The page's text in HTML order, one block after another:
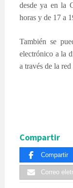
desde ya en la
horas y de 17 a
También se
electrónico a la
a través de la
Compartir
Compartir
Correo